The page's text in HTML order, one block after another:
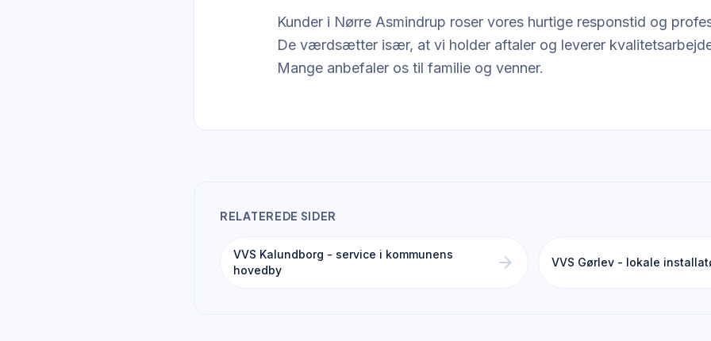
Kunder i Nørre Asmindrup roser vores hurtige responstid og
De værdsætter især, at vi holder aftaler og leverer
Mange anbefaler os til familie og venner.
RELATEREDE SIDER
VVS Kalundborg - service i kommunens
hovedby
arrow_forward VVS Gørlev - lokale